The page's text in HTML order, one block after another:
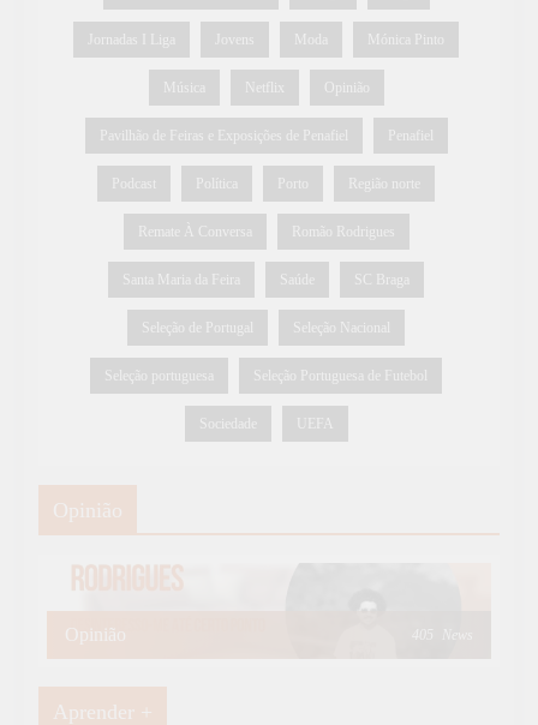
Jornadas I Liga Jovens Moda Mónica Pinto
Música Netflix Opinião
Pavilhão de Feiras e Exposições de Penafiel Penafiel
Podcast Política Porto Região norte
Remate À Conversa Romão Rodrigues
Santa Maria da Feira Saúde SC Braga
Seleção de Portugal Seleção Nacional
Seleção portuguesa Seleção Portuguesa de Futebol
Sociedade UEFA
Opinião
Opinião
Aprender +